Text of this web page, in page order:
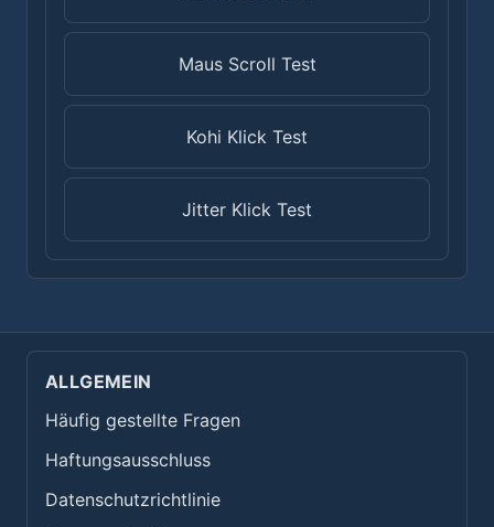
Maus Scroll Test
Kohi Klick Test
Jitter Klick Test
ALLGEMEIN
Häufig gestellte Fragen
Haftungsausschluss
Datenschutzrichtlinie